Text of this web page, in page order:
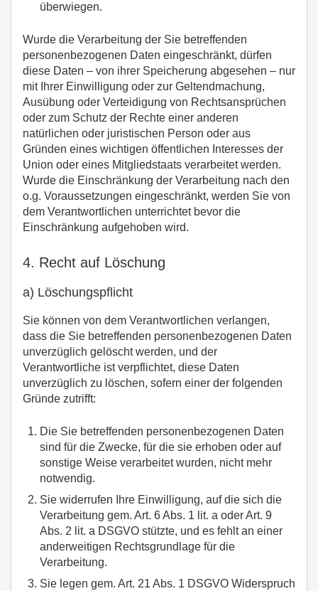
überwiegen.
Wurde die Verarbeitung der Sie betreffenden
personenbezogenen Daten eingeschränkt, dürfen
diese Daten – von ihrer Speicherung abgesehen – nur
mit Ihrer Einwilligung oder zur Geltendmachung,
Ausübung oder Verteidigung von Rechtsansprüchen
oder zum Schutz der Rechte einer anderen
natürlichen oder juristischen Person oder aus
Gründen eines wichtigen öffentlichen Interesses der
Union oder eines Mitgliedstaats verarbeitet werden.
Wurde die Einschränkung der Verarbeitung nach den
o.g. Voraussetzungen eingeschränkt, werden Sie von
dem Verantwortlichen unterrichtet bevor die
Einschränkung aufgehoben wird.
4. Recht auf Löschung
a) Löschungspflicht
Sie können von dem Verantwortlichen verlangen,
dass die Sie betreffenden personenbezogenen Daten
unverzüglich gelöscht werden, und der
Verantwortliche ist verpflichtet, diese Daten
unverzüglich zu löschen, sofern einer der folgenden
Gründe zutrifft:
Die Sie betreffenden personenbezogenen Daten
sind für die Zwecke, für die sie erhoben oder auf
sonstige Weise verarbeitet wurden, nicht mehr
notwendig.
Sie widerrufen Ihre Einwilligung, auf die sich die
Verarbeitung gem. Art. 6 Abs. 1 lit. a oder Art. 9
Abs. 2 lit. a DSGVO stützte, und es fehlt an einer
anderweitigen Rechtsgrundlage für die
Verarbeitung.
Sie legen gem. Art. 21 Abs. 1 DSGVO Widerspruch